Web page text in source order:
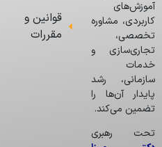
آموزش‌های
کاربردی، مشاوره
تخصصی،
تجاری‌سازی و
خدمات
سازمانی، رشد
پایدار آن‌ها را
تضمین می‌کند.
تحت رهبری
قوانین و
مقررات